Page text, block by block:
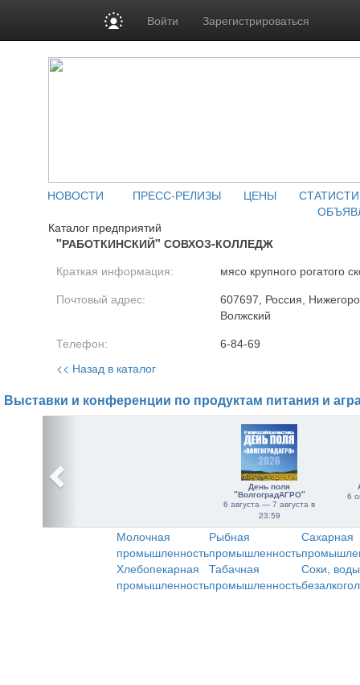
Войти Зарегистрироваться
НОВОСТИ ПРЕСС-РЕЛИЗЫ ЦЕНЫ
Каталог предприятий
"РАБОТКИНСКИЙ" СОВХОЗ-КОЛЛЕДЖ
Краткая информация: мясо крупного рогатого
Почтовый адрес:
607697, Россия,
Волжский
Телефон: 6-84-69
<< Назад в каталог
Выставки и конференции по продуктам питания и
День поля
"ВолгоградАГРО"
6 августа — 7 августа в
23:59
6
Молочная
промышленность
Рыбная
промышленность
Сахарная
Хлебопекарная
промышленность
Табачная
промышленность
Соки,